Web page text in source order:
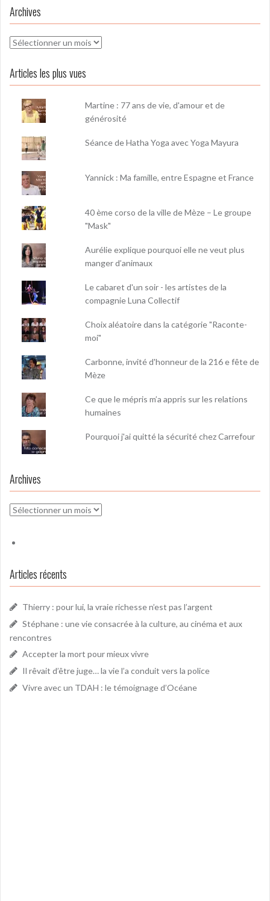
Archives
Archives
Articles les plus vues
Martine : 77 ans de vie, d'amour et de
générosité
Séance de Hatha Yoga avec Yoga Mayura
Yannick : Ma famille, entre Espagne et France
40 ème corso de la ville de Mèze – Le groupe
"Mask"
Aurélie explique pourquoi elle ne veut plus
manger d’animaux
Le cabaret d'un soir - les artistes de la
compagnie Luna Collectif
Choix aléatoire dans la catégorie "Raconte-
moi"
Carbonne, invité d'honneur de la 216 e fête de
Mèze
Ce que le mépris m’a appris sur les relations
humaines
Pourquoi j'ai quitté la sécurité chez Carrefour
Archives
Archives
Articles récents
Thierry : pour lui, la vraie richesse n’est pas l’argent
Stéphane : une vie consacrée à la culture, au cinéma et aux
rencontres
Accepter la mort pour mieux vivre
Il rêvait d’être juge… la vie l’a conduit vers la police
Vivre avec un TDAH : le témoignage d’Océane